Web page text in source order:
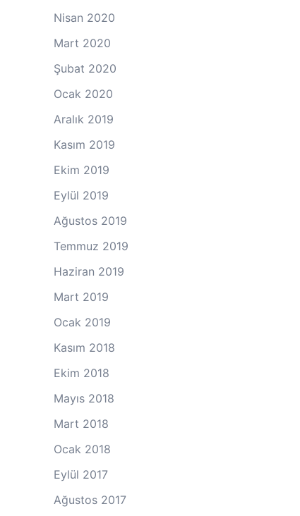
Nisan 2020
Mart 2020
Şubat 2020
Ocak 2020
Aralık 2019
Kasım 2019
Ekim 2019
Eylül 2019
Ağustos 2019
Temmuz 2019
Haziran 2019
Mart 2019
Ocak 2019
Kasım 2018
Ekim 2018
Mayıs 2018
Mart 2018
Ocak 2018
Eylül 2017
Ağustos 2017